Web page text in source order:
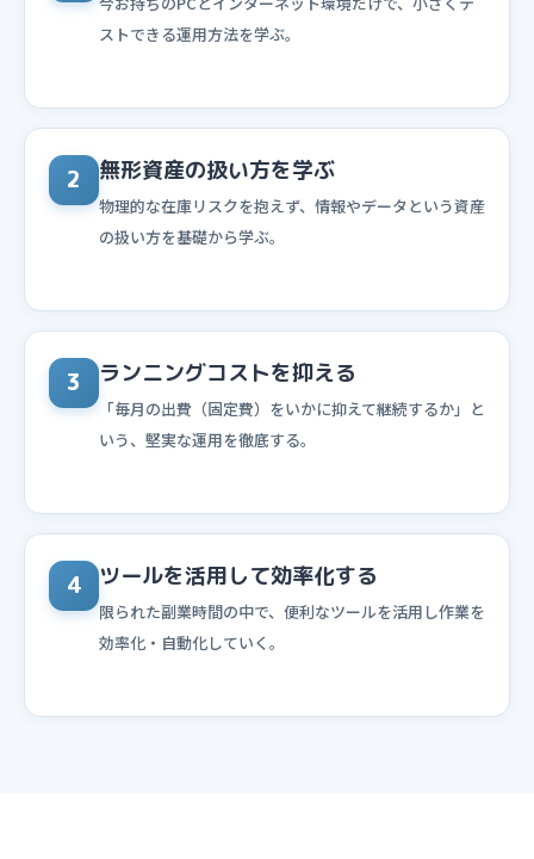
ストできる運用方法を学ぶ。
2 無形資産の扱い方を学ぶ
物理的な在庫リスクを抱えず、情報やデータという資産
の扱い方を基礎から学ぶ。
3 ランニングコストを抑える
「毎月の出費（固定費）をいかに抑えて継続するか」と
いう、堅実な運用を徹底する。
4 ツールを活用して効率化する
限られた副業時間の中で、便利なツールを活用し作業を
効率化・自動化していく。